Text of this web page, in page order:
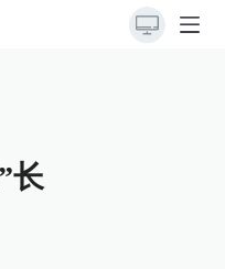
长